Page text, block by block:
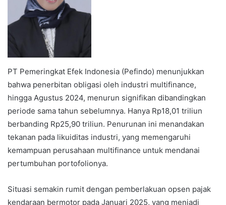
PT Pemeringkat Efek Indonesia (Pefindo) menunjukkan
bahwa penerbitan obligasi oleh industri multifinance,
hingga Agustus 2024, menurun signifikan dibandingkan
periode sama tahun sebelumnya. Hanya Rp18,01 triliun
berbanding Rp25,90 triliun. Penurunan ini menandakan
tekanan pada likuiditas industri, yang memengaruhi
kemampuan perusahaan multifinance untuk mendanai
pertumbuhan portofolionya.
Situasi semakin rumit dengan pemberlakuan opsen pajak
kendaraan bermotor pada Januari 2025, yang menjadi